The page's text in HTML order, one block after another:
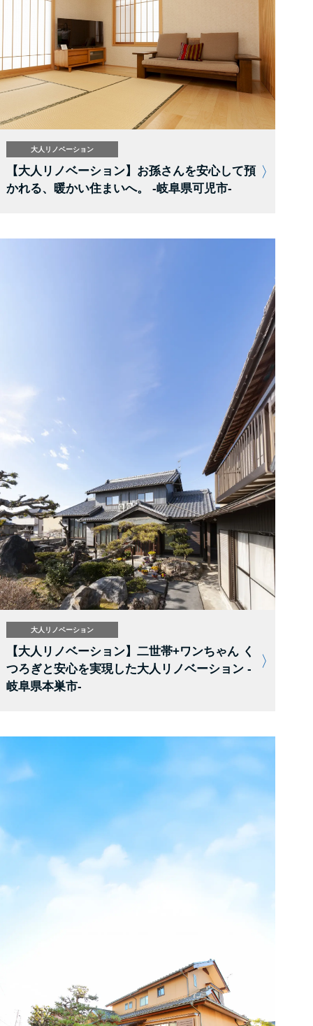
大人リノベーション
【大人リノベーション】お孫さんを安心して預
かれる、暖かい住まいへ。 -岐阜県可児市-
大人リノベーション
【大人リノベーション】二世帯+ワンちゃん く
つろぎと安心を実現した大人リノベーション -
岐阜県本巣市-